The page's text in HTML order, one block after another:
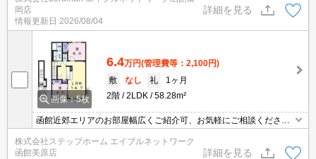
ルNW函館富岡店へお任せください！どのお部屋でもご紹介、ご案
内させていただきます。
岡店
情報更新日 2026/08/04
詳細を見る
画像：5枚
6.4万円(管理費等：2,100円)
敷
なし 礼
1ヶ月
2階
2LDK 58.28m²
函館近郊エリアのお部屋幅広くご紹介可、お気軽にご相談くださ
株式会社ステップホーム エイブルネットワーク
函館美原店
詳細を見る